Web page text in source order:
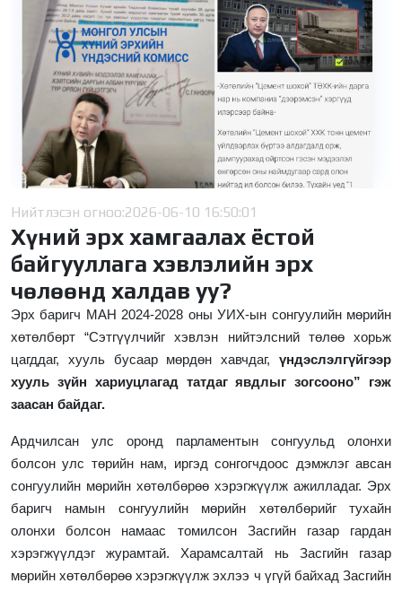
Нийтлэсэн огноо:2026-06-10 16:50:01
Хүний эрх хамгаалах ёстой
байгууллага хэвлэлийн эрх
чөлөөнд халдав уу?
Эрх баригч МАН 2024-2028 оны УИХ-ын сонгуулийн мөрийн
хөтөлбөрт “Сэтгүүлчийг хэвлэн нийтэлсний төлөө хорьж
цагддаг, хууль бусаар мөрдөн хавчдаг,
үндэслэлгүйгээр
хууль зүйн хариуцлагад татдаг явдлыг зогсооно” гэж
заасан байдаг.
Ардчилсан улс оронд парламентын сонгуульд олонхи
болсон улс төрийн нам, иргэд сонгогчдоос дэмжлэг авсан
сонгуулийн мөрийн хөтөлбөрөө хэрэгжүүлж ажилладаг. Эрх
баригч намын сонгуулийн мөрийн хөтөлбөрийг тухайн
олонхи болсон намаас томилсон Засгийн газар гардан
хэрэгжүүлдэг журамтай. Харамсалтай нь Засгийн газар
мөрийн хөтөлбөрөө хэрэгжүүлж эхлээ ч үгүй байхад Засгийн